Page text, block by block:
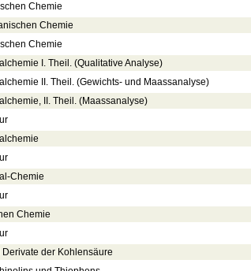
Chemie
Chemie
Chemie
I. Theil. (Qualitative Analyse)
II. Theil. (Gewichts- und Maassanalyse)
II. Theil. (Maassanalyse)
Chemie
Chemie
der Kohlensäure